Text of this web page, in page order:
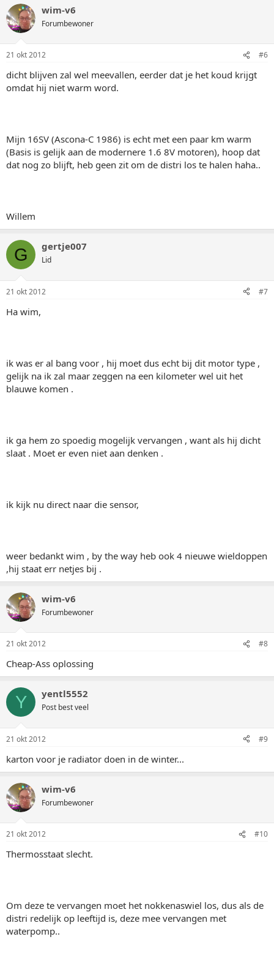
wim-v6
Forumbewoner
21 okt 2012 #6
dicht blijven zal wel meevallen, eerder dat je het koud krijgt
omdat hij niet warm word.
Mijn 16SV (Ascona-C 1986) is echt met een paar km warm
(Basis is gelijk aan de modernere 1.6 8V motoren), hoop dat
dat nog zo blijft, heb geen zit om de distri los te halen haha..
Willem
G gertje007
Lid
21 okt 2012 #7
Ha wim,
ik was er al bang voor , hij moet dus echt bij dit motor type ,
gelijk na ik zal maar zeggen na een kilometer wel uit het
blauwe komen .
ik ga hem zo spoedig mogelijk vervangen , want als hij dicht
slaat . Moet er even niet aan denken .
ik kijk nu direct naar die sensor,
weer bedankt wim , by the way heb ook 4 nieuwe wieldoppen
,hij staat err netjes bij .
wim-v6
Forumbewoner
21 okt 2012 #8
Cheap-Ass oplossing
Y yentl5552
Post best veel
21 okt 2012 #9
karton voor je radiator doen in de winter...
wim-v6
Forumbewoner
21 okt 2012 #10
Thermosstaat slecht.
Om deze te vervangen moet het nokkenaswiel los, dus als de
distri redelijk op leeftijd is, deze mee vervangen met
waterpomp..